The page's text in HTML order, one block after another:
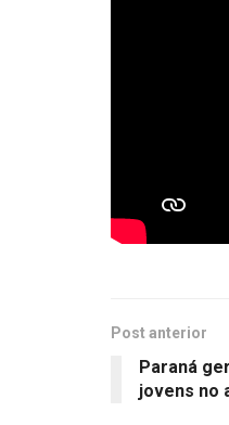
Post anterior
Paraná
jovens no